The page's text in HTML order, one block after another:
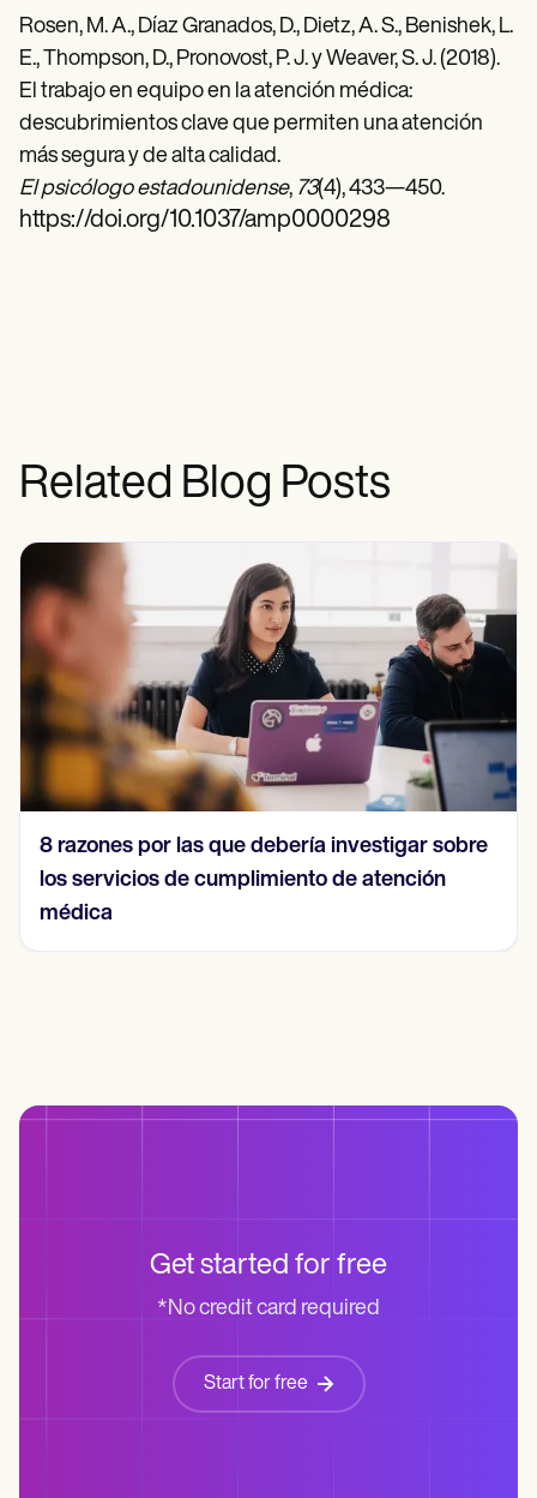
Rosen, M. A., Díaz Granados, D., Dietz, A. S., Benishek, L.
E., Thompson, D., Pronovost, P. J. y Weaver, S. J. (2018).
El trabajo en equipo en la atención médica:
descubrimientos clave que permiten una atención
más segura y de alta calidad.
El psicólogo estadounidense, 73(4), 433—450.
https://doi.org/10.1037/amp0000298
Related Blog Posts
8 razones por las que debería investigar sobre
los servicios de cumplimiento de atención
médica
Get started for free
*No credit card required
Start for free